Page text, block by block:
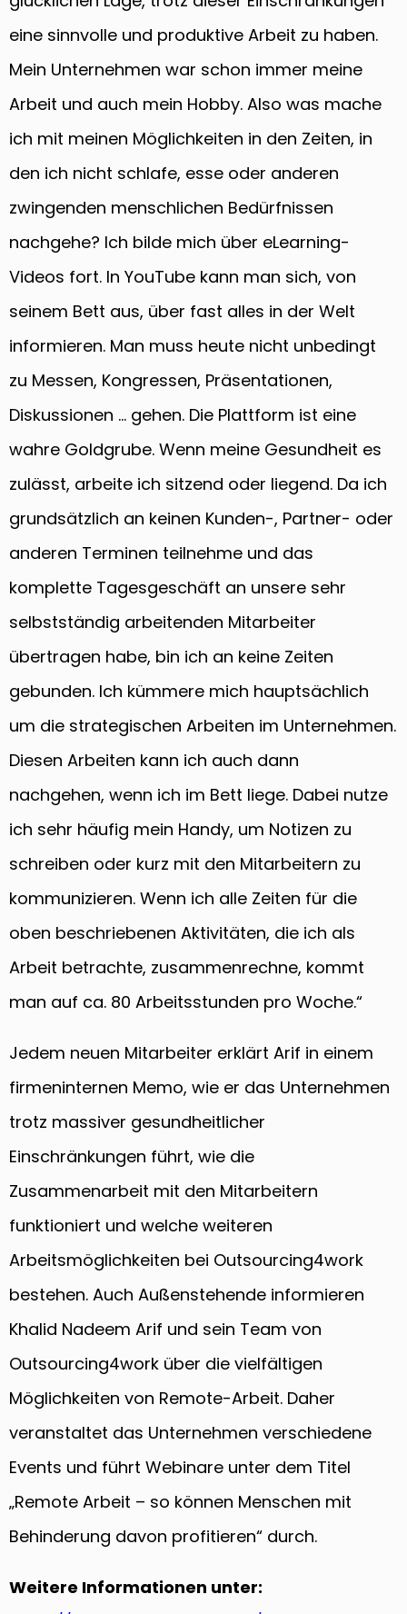
eine sinnvolle und produktive Arbeit zu haben.
Mein Unternehmen war schon immer meine
Arbeit und auch mein Hobby. Also was mache
ich mit meinen Möglichkeiten in den Zeiten, in
den ich nicht schlafe, esse oder anderen
zwingenden menschlichen Bedürfnissen
nachgehe? Ich bilde mich über eLearning-
Videos fort. In YouTube kann man sich, von
seinem Bett aus, über fast alles in der Welt
informieren. Man muss heute nicht unbedingt
zu Messen, Kongressen, Präsentationen,
Diskussionen … gehen. Die Plattform ist eine
wahre Goldgrube. Wenn meine Gesundheit es
zulässt, arbeite ich sitzend oder liegend. Da ich
grundsätzlich an keinen Kunden-, Partner- oder
anderen Terminen teilnehme und das
komplette Tagesgeschäft an unsere sehr
selbstständig arbeitenden Mitarbeiter
übertragen habe, bin ich an keine Zeiten
gebunden. Ich kümmere mich hauptsächlich
um die strategischen Arbeiten im Unternehmen.
Diesen Arbeiten kann ich auch dann
nachgehen, wenn ich im Bett liege. Dabei nutze
ich sehr häufig mein Handy, um Notizen zu
schreiben oder kurz mit den Mitarbeitern zu
kommunizieren. Wenn ich alle Zeiten für die
oben beschriebenen Aktivitäten, die ich als
Arbeit betrachte, zusammenrechne, kommt
man auf ca. 80 Arbeitsstunden pro Woche.“
Jedem neuen Mitarbeiter erklärt Arif in einem
firmeninternen Memo, wie er das Unternehmen
trotz massiver gesundheitlicher
Einschränkungen führt, wie die
Zusammenarbeit mit den Mitarbeitern
funktioniert und welche weiteren
Arbeitsmöglichkeiten bei Outsourcing4work
bestehen. Auch Außenstehende informieren
Khalid Nadeem Arif und sein Team von
Outsourcing4work über die vielfältigen
Möglichkeiten von Remote-Arbeit. Daher
veranstaltet das Unternehmen verschiedene
Events und führt Webinare unter dem Titel
„Remote Arbeit – so können Menschen mit
Behinderung davon profitieren“ durch.
Weitere Informationen unter: